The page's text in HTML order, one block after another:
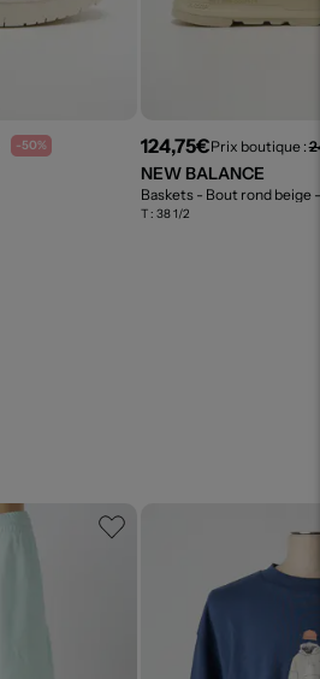
-50% 124,75€Prix boutique :
NEW BALANCE
Baskets - Bout rond beige
T : 38 1/2